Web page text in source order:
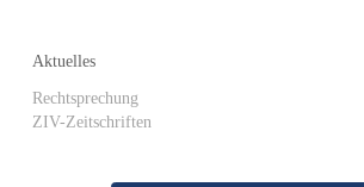
Aktuelles
Rechtsprechung
ZIV-Zeitschriften